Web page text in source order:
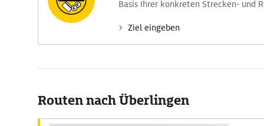
Basis Ihrer konkreten Strecken- und
Ziel eingeben
Routen nach Überlingen